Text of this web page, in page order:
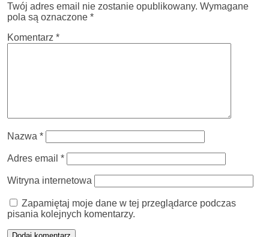
Twój adres email nie zostanie opublikowany. Wymagane
pola są oznaczone *
Komentarz *
Nazwa *
Adres email *
Witryna internetowa
Zapamiętaj moje dane w tej przeglądarce podczas
pisania kolejnych komentarzy.